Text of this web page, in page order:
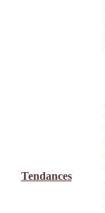
Tendances